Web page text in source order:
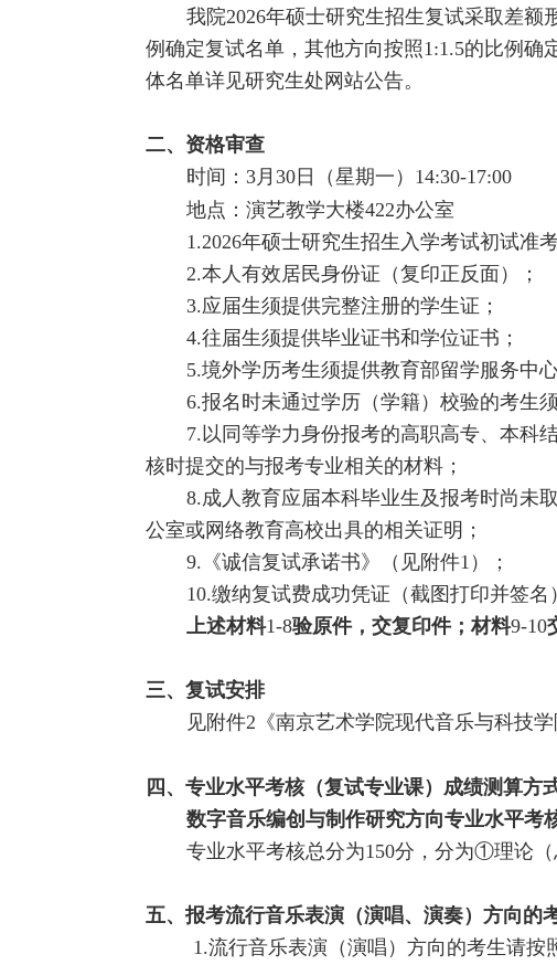
我院2026年硕士研究生招生复试采取差
例确定复试名单，其他方向按照1:1.5的比例
体名单详见研究生处网站公告。
二、 资格审查
时间：3月30 日（星期一） 14:30-17:00
地点：演艺教学大楼422办公室
1.2026年硕士研究生招生入学考试初试准考
2.本人有效居民身份证（复印正反面）；
3.应届生须提供完整注册的学生证；
4.往届生须提供毕业证书和学位证书；
5.境外学历考生须提供教育部留学服务中
6.报名时未通过学历（学籍）校验的考生
7.以同等学力身份报考的高职高专、本科
核时提交的与报考专业相关的材料；
8.成人教育应届本科毕业生及报考时尚未
公室或网络教育高校出具的相关证明；
9.《诚信复试承诺书》（见附件1）；
10.缴纳复试费成功凭证（截图打印并签名
上述材料1-8验原件，交复印件；材料9-10
三、复试安排
见附件2 《南京艺术学院现代音乐与科技
四 、专业水平考核（复试专业课）成绩测算方
数字音乐编创与制作研究方向专业水平考
专业水平考核总分为150分，分为①理论
五、报考流行音乐表演（演唱、演奏）方向的
1.流行音乐表演（演唱）方向的考生请按